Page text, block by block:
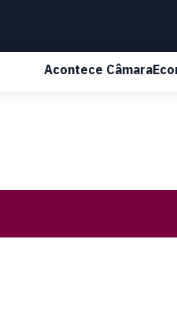
Acontece Câmara